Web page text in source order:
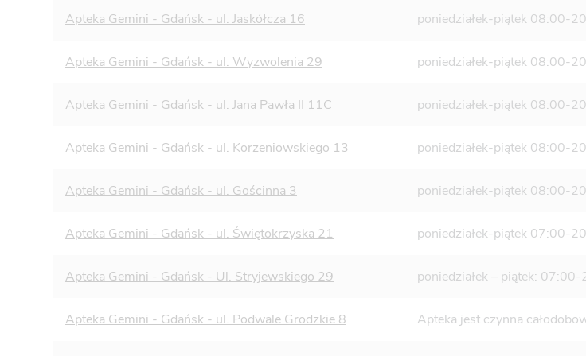
Apteka Gemini - Gdańsk - ul. Jaskółcza 16 poniedziałek-piątek 08:00-
Apteka Gemini - Gdańsk - ul. Wyzwolenia 29 poniedziałek-piątek 08:00-
Apteka Gemini - Gdańsk - ul. Jana Pawła II 11C poniedziałek-piątek 08:00-
Apteka Gemini - Gdańsk - ul. Korzeniowskiego 13 poniedziałek-piątek 08:00-
Apteka Gemini - Gdańsk - ul. Gościnna 3 poniedziałek-piątek 08:00-
Apteka Gemini - Gdańsk - ul. Świętokrzyska 21 poniedziałek-piątek 07:00-
Apteka Gemini - Gdańsk - Ul. Stryjewskiego 29 poniedziałek – piątek:
Apteka Gemini - Gdańsk - ul. Podwale Grodzkie 8 Apteka jest czynna